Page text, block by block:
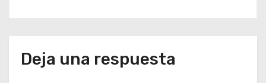
Deja una respuesta